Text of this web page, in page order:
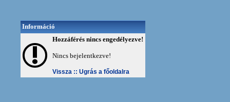
Információ
Hozzáférés nincs engedélyezve!
Nincs bejelentkezve!
Vissza :: Ugrás a főoldalra